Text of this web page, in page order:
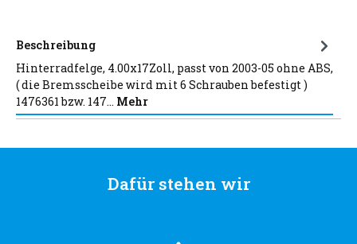
Beschreibung
Hinterradfelge, 4.00x17Zoll, passt von 2003-05 ohne ABS,
( die Bremsscheibe wird mit 6 Schrauben befestigt )
1476361 bzw. 147… Mehr
Dafür stehen wir